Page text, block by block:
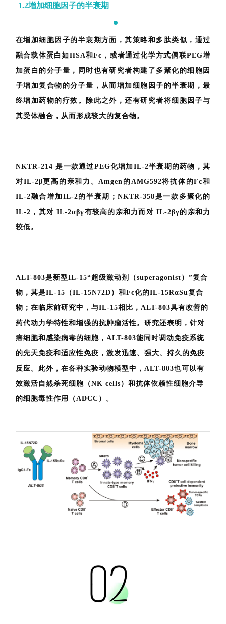
1.2增加细胞因子的半衰期
在增加细胞因子的半衰期方面，其策略和多肽类似，通过
融合载体蛋白如HSA和Fc，或者通过化学方式偶联PEG增
加蛋白的分子量，同时也有研究者构建了多聚化的细胞因
子增加复合物的分子量，从而增加细胞因子的半衰期，最
终增加药物的疗效。除此之外，还有研究者将细胞因子与
其受体融合，从而形成较大的复合物。
NKTR-214 是一款通过PEG化增加IL-2半衰期的药物，其
对IL-2β更高的亲和力。Amgen的AMG592将抗体的Fc和
IL-2融合增加IL-2的半衰期；NKTR-358是一款多聚化的
IL-2，其对 IL-2αβγ有较高的亲和力而对 IL-2βγ的亲和力
较低。
ALT-803是新型IL-15“超级激动剂（superagonist）”复合
物，其是IL-15（IL-15N72D）和Fc化的IL-15RαSu复合
物；在临床前研究中，与IL-15相比，ALT-803具有改善的
药代动力学特性和增强的抗肿瘤活性。研究还表明，针对
癌细胞和感染病毒的细胞，ALT-803能同时调动免疫系统
的先天免疫和适应性免疫，激发迅速、强大、持久的免疫
反应。此外，在各种实验动物模型中，ALT-803也可以有
效激活自然杀死细胞（NK cells）和抗体依赖性细胞介导
的细胞毒性作用（ADCC）。